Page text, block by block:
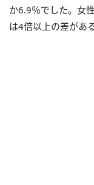
か6.9％でした。女
は4倍以上の差があ